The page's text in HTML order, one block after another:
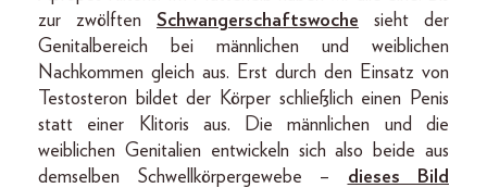
zur zwölften Schwangerschaftswoche sieht der
Genitalbereich bei männlichen und weiblichen
Nachkommen gleich aus. Erst durch den Einsatz von
Testosteron bildet der Körper schließlich einen Penis
statt einer Klitoris aus. Die männlichen und die
weiblichen Genitalien entwickeln sich also beide aus
demselben Schwellkörpergewebe – dieses Bild